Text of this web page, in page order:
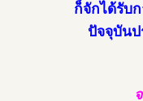
ก็จักได้รับ
ปัจจุบัน